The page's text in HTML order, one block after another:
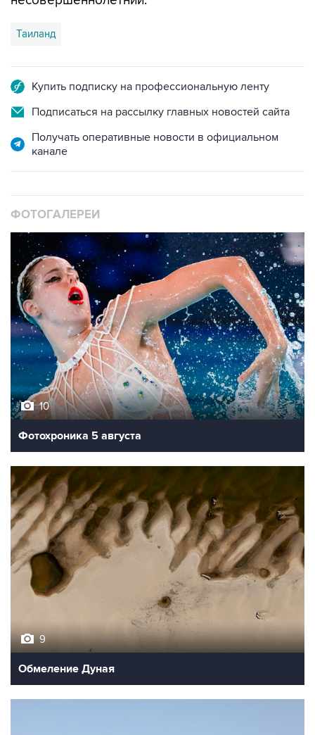
Таиланд
Купить подписку на профессиональную ленту
Подписаться на рассылку главных новостей сайта
Получать оперативные новости в официальном
канале
ФОТОГАЛЕРЕИ
10
Фотохроника 5 августа
9
Обмеление Дуная